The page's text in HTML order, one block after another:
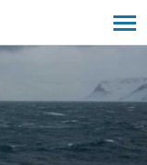
Opna/